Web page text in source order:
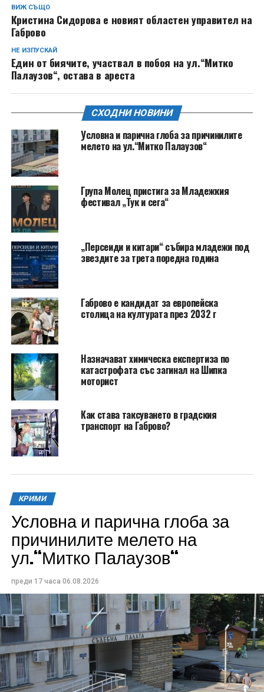
ВИЖ СЪЩО
Кристина Сидорова е новият областен управител на
Габрово
НЕ ИЗПУСКАЙ
Един от биячите, участвал в побоя на ул.“Митко
Палаузов“, остава в ареста
СХОДНИ НОВИНИ
Условна и парична глоба за причинилите
мелето на ул.“Митко Палаузов“
Група Молец пристига за Младежкия
фестивал „Тук и сега“
„Персеиди и китари“ събира младежи под
звездите за трета поредна година
Габрово е кандидат за европейска
столица на културата през 2032 г
Назначават химическа експертиза по
катастрофата със загинал на Шипка
моторист
Как става таксуването в градския
транспорт на Габрово?
КРИМИ
Условна и парична глоба за
причинилите мелето на
ул.“Митко Палаузов“
преди 17 часа 06.08.2026